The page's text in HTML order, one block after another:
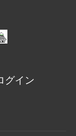
グイン